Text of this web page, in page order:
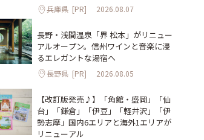
兵庫県 [PR] 2026.08.07
長野・浅間温泉「界 松本」がリニュー
アルオープン。信州ワインと音楽に浸
るエレガントな湯宿へ
長野県 [PR] 2026.08.05
【改訂版発売♪】「角館・盛岡」「仙
台」「鎌倉」「伊豆」「軽井沢」「伊
勢志摩」国内6エリアと海外1エリアが
リニューアル